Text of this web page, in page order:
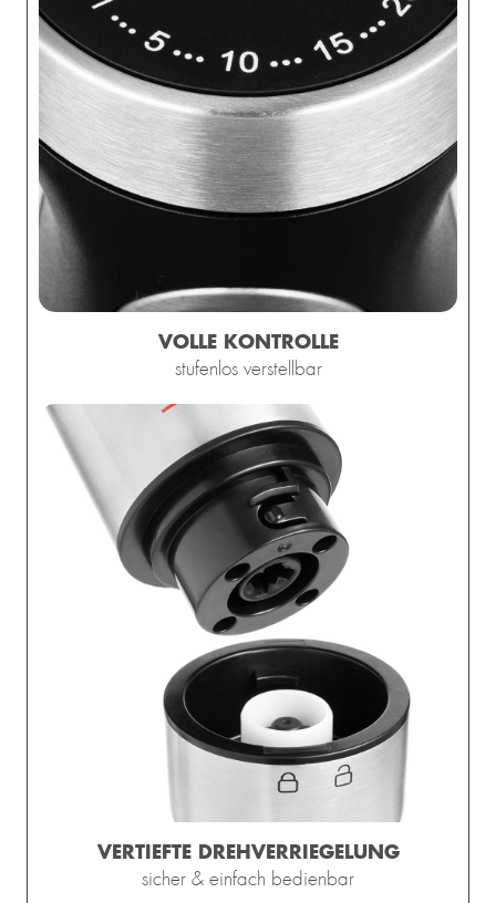
VOLLE KONTROLLE
stufenlos verstellbar
VERTIEFTE DREHVERRIEGELUNG
sicher & einfach bedienbar